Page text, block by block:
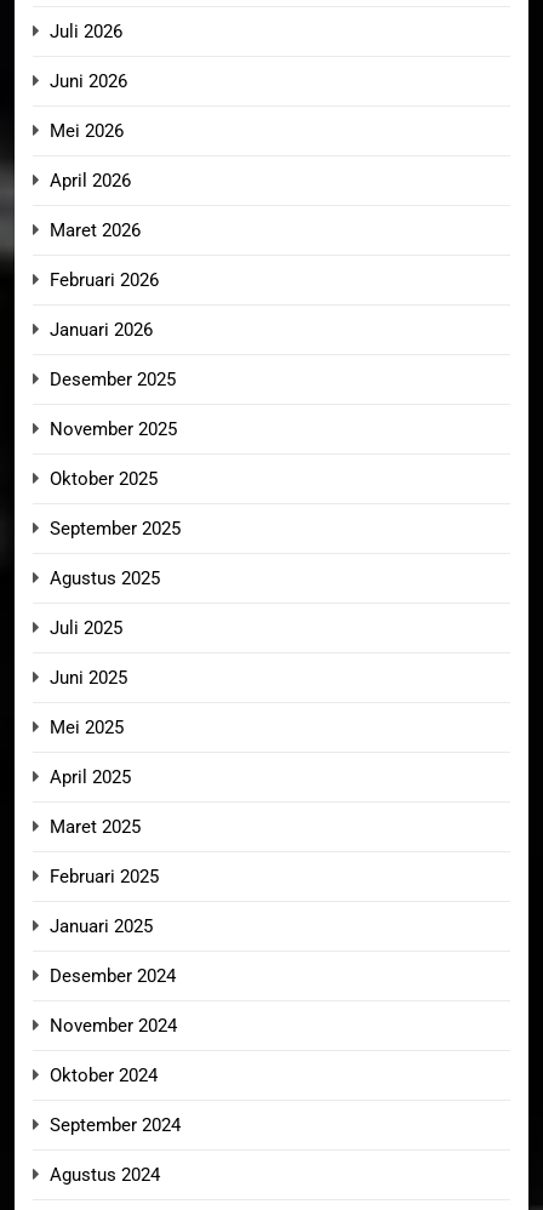
Juli 2026
Juni 2026
Mei 2026
April 2026
Maret 2026
Februari 2026
Januari 2026
Desember 2025
November 2025
Oktober 2025
September 2025
Agustus 2025
Juli 2025
Juni 2025
Mei 2025
April 2025
Maret 2025
Februari 2025
Januari 2025
Desember 2024
November 2024
Oktober 2024
September 2024
Agustus 2024